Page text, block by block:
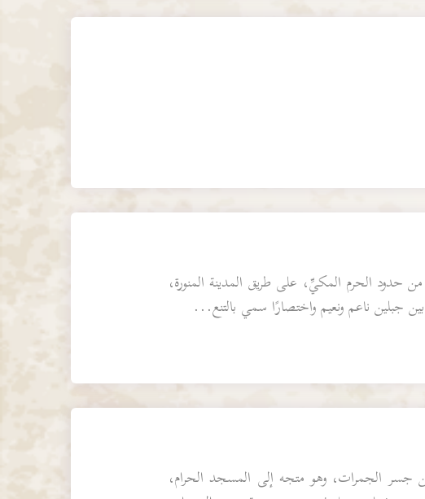
حدود الحرم المكيِّ، على طريق المدينة المنورة،
جبلين ناعم ونعيم واختصارًا سمي بالتنع...
جسر الجمرات، وهو متجه إلى المسجد الحرام،